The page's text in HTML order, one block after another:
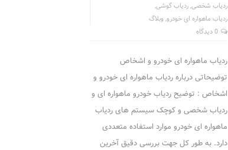
ردیاب شخصی,ردیاب گوشی,
ردیاب ماهواره ای خودرو, وبلاگ
0 دیدگاه
ردیاب ماهواره ای خودرو و اشخاص
توضیحاتی درباره ردیاب ماهواره ای خودرو و
اشخاص : توضیح ردیاب خودرو ماهواره ای و
ردیاب شخصی و کوچک سیستم های ردیاب
ماهواره ای خودرو موارد استفاده متعددی
دارد. به طور کل جهت بررسی دقیق آخرین